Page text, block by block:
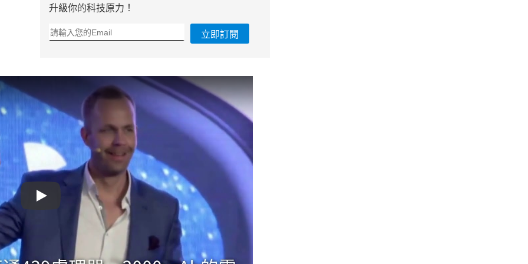
升級你的科技原力！
立即訂閱
Play